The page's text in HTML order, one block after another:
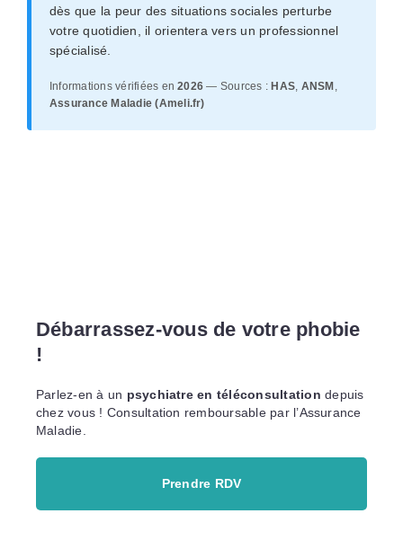
dès que la peur des situations sociales perturbe
votre quotidien, il orientera vers un professionnel
spécialisé.
Informations vérifiées en2026 — Sources : HAS, ANSM ,
Assurance Maladie (Ameli.fr)
Débarrassez-vous de votre phobie
!
Parlez-en à un psychiatre en téléconsultationdepuis
chez vous ! Consultation remboursable par l’Assurance
Maladie.
Prendre RDV